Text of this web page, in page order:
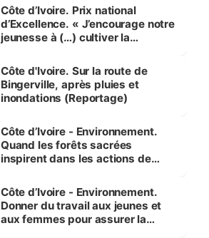
Côte d’Ivoire. Prix national
d’Excellence. « J’encourage notre
jeunesse à (…) cultiver la
(Alassane Ouattara
Côte d'Ivoire. Sur la route de
Bingerville, après pluies et
inondations (Reportage)
Côte d’Ivoire - Environnement.
Quand les forêts sacrées
inspirent dans les actions de
Côte d’Ivoire - Environnement.
Donner du travail aux jeunes et
aux femmes pour assurer la